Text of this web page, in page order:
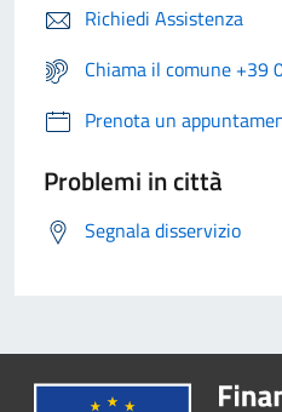
Richiedi Assistenza
Chiama il comune +39
Prenota un
Problemi in città
Segnala disservizio